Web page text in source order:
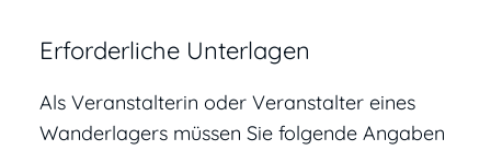
Erforderliche Unterlagen
Als Veranstalterin oder Veranstalter eines
Wanderlagers müssen Sie folgende Angaben